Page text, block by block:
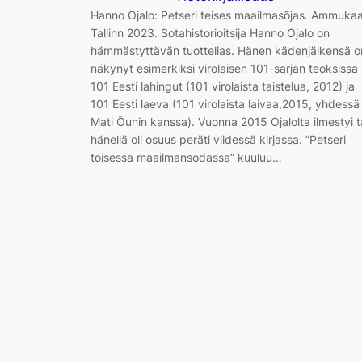
Hanno Ojalo: Petseri teises maailmasõjas.
Tallinn 2023. Sotahistorioitsija Hanno Ojalo on
hämmästyttävän tuottelias. Hänen kädenjälkensä
näkynyt esimerkiksi virolaisen 101-sarjan teoksissa
101 Eesti lahingut (101 virolaista taistelua, 2012) ja
101 Eesti laeva (101 virolaista laivaa,2015, yhdessä
Mati Õunin kanssa). Vuonna 2015 Ojalolta ilmestyi
hänellä oli osuus peräti viidessä kirjassa. ”Petseri
toisessa maailmansodassa” kuuluu…